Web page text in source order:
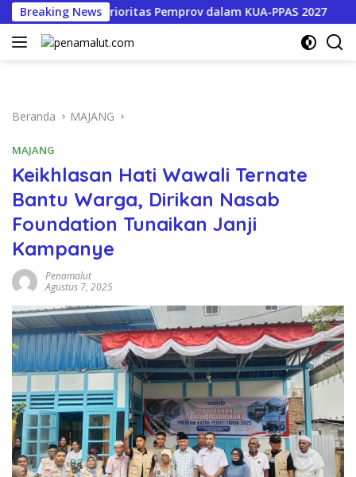
Langsung
ke
konten
Breaking News
Program Prioritas Pemprov dalam KUA-PPAS 2027
Beranda MAJANG
MAJANG
Keikhlasan Hati Wawali Ternate
Bantu Warga, Dirikan Nasab
Foundation Tunaikan Janji
Kampanye
Penamalut
Agustus 7, 2025